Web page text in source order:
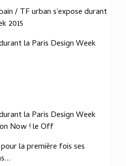
/ TF urban s'expose durant
2015
la Paris Design Week
la Paris Design Week
Now ! le Off
la première fois ses